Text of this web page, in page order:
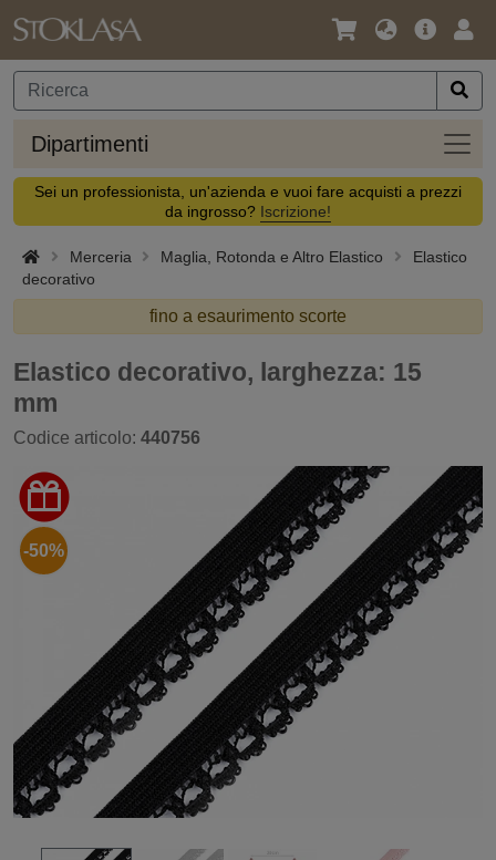
Lingua
Valuta
Offerta
Dipartimenti
Sei un professionista, un'azienda e vuoi fare acquisti a prezzi
da ingrosso? Iscrizione!
Merceria Maglia, Rotonda e Altro Elastico
Elastico
decorativo
fino a esaurimento scorte
Elastico decorativo, larghezza: 15
mm
Codice articolo: 440756
-50%